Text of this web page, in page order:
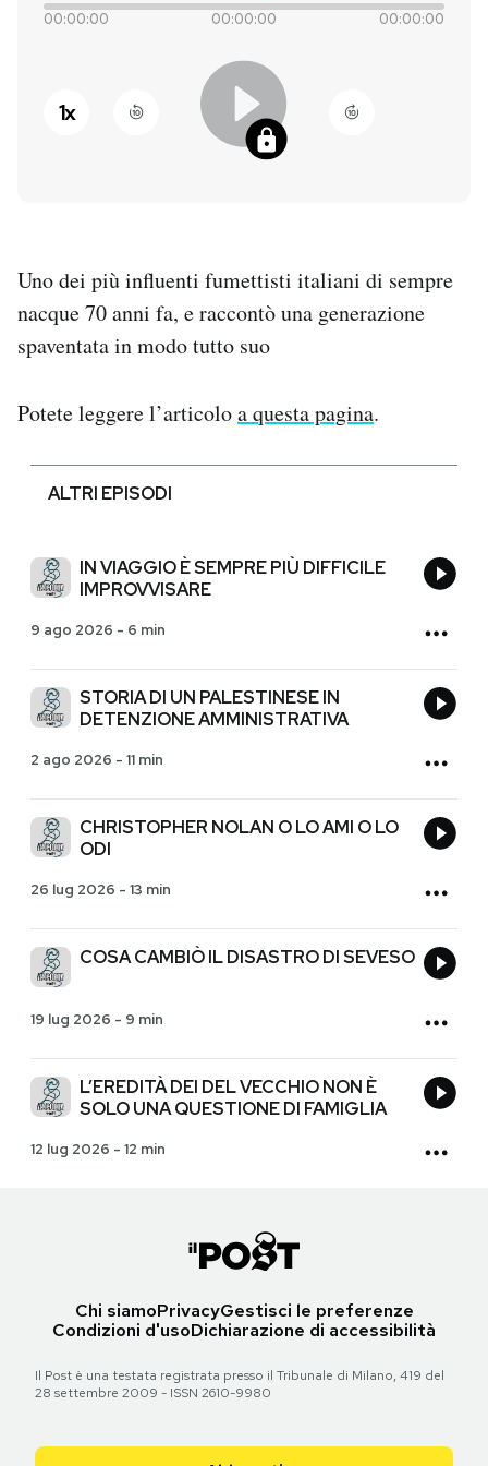
NEWSLETTER
CALENDARIO
AREA PERSONALE
00:00:00 00:00:00 00:00:00
1x
Uno dei più influenti fumettisti italiani di sempre
nacque 70 anni fa, e raccontò una generazione
spaventata in modo tutto suo
Potete leggere l’articoloa questa pagina.
ALTRI EPISODI
IN VIAGGIO È SEMPRE PIÙ DIFFICILE
IMPROVVISARE
9 ago 2026 - 6 min
STORIA DI UN PALESTINESE IN
DETENZIONE AMMINISTRATIVA
2 ago 2026 - 11 min
CHRISTOPHER NOLAN O LO AMI O LO
ODI
26 lug 2026 - 13 min
COSA CAMBIÒ IL DISASTRO DI SEVESO
19 lug 2026 - 9 min
L’EREDITÀ DEI DEL VECCHIO NON È
SOLO UNA QUESTIONE DI FAMIGLIA
12 lug 2026 - 12 min
Chi siamoPrivacyGestisci le preferenze
Condizioni d'usoDichiarazione di accessibilità
Il Post è una testata registrata presso il Tribunale di Milano, 419 del
28 settembre 2009 - ISSN 2610-9980